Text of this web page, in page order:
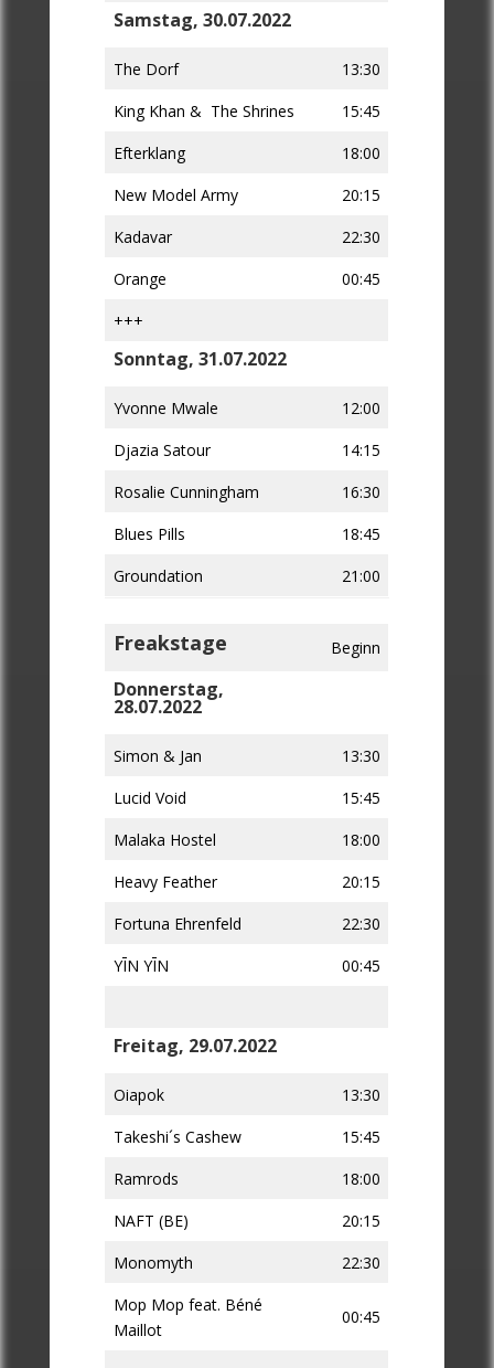
Samstag, 30.07.2022
The Dorf
13:30
King Khan & The Shrines
15:45
Efterklang
18:00
New Model Army
20:15
Kadavar
22:30
Orange
00:45
+++
Sonntag, 31.07.2022
Yvonne Mwale
12:00
Djazia Satour
14:15
Rosalie Cunningham
16:30
Blues Pills
18:45
Groundation
21:00
Freakstage Beginn
Donnerstag,
28.07.2022
Simon & Jan
13:30
Lucid Void
15:45
Malaka Hostel
18:00
Heavy Feather
20:15
Fortuna Ehrenfeld
22:30
YĪN YĪN
00:45
Freitag, 29.07.2022
Oiapok
13:30
Takeshi´s Cashew
15:45
Ramrods
18:00
NAFT (BE)
20:15
Monomyth
22:30
Mop Mop feat. Béné
Maillot
00:45